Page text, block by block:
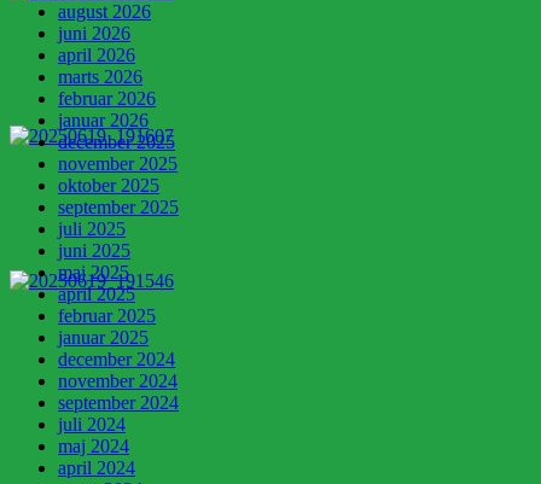
august 2026
juni 2026
april 2026
marts 2026
februar 2026
januar 2026
december 2025
november 2025
oktober 2025
september 2025
juli 2025
juni 2025
maj 2025
april 2025
februar 2025
januar 2025
december 2024
november 2024
september 2024
juli 2024
maj 2024
april 2024